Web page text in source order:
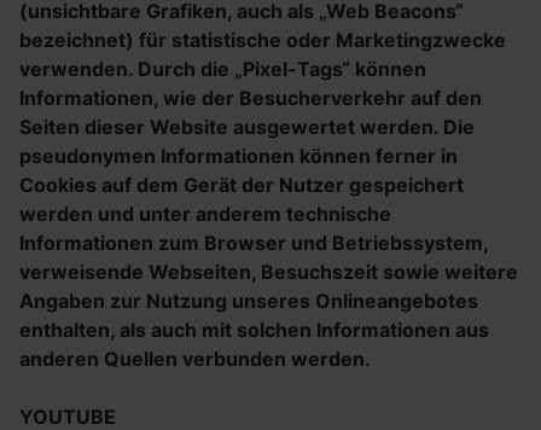
(unsichtbare Grafiken, auch als „Web Beacons“
bezeichnet) für statistische oder Marketingzwecke
verwenden. Durch die „Pixel-Tags“ können
Informationen, wie der Besucherverkehr auf den
Seiten dieser Website ausgewertet werden. Die
pseudonymen Informationen können ferner in
Cookies auf dem Gerät der Nutzer gespeichert
werden und unter anderem technische
Informationen zum Browser und Betriebssystem,
verweisende Webseiten, Besuchszeit sowie weitere
Angaben zur Nutzung unseres Onlineangebotes
enthalten, als auch mit solchen Informationen aus
anderen Quellen verbunden werden.
YOUTUBE